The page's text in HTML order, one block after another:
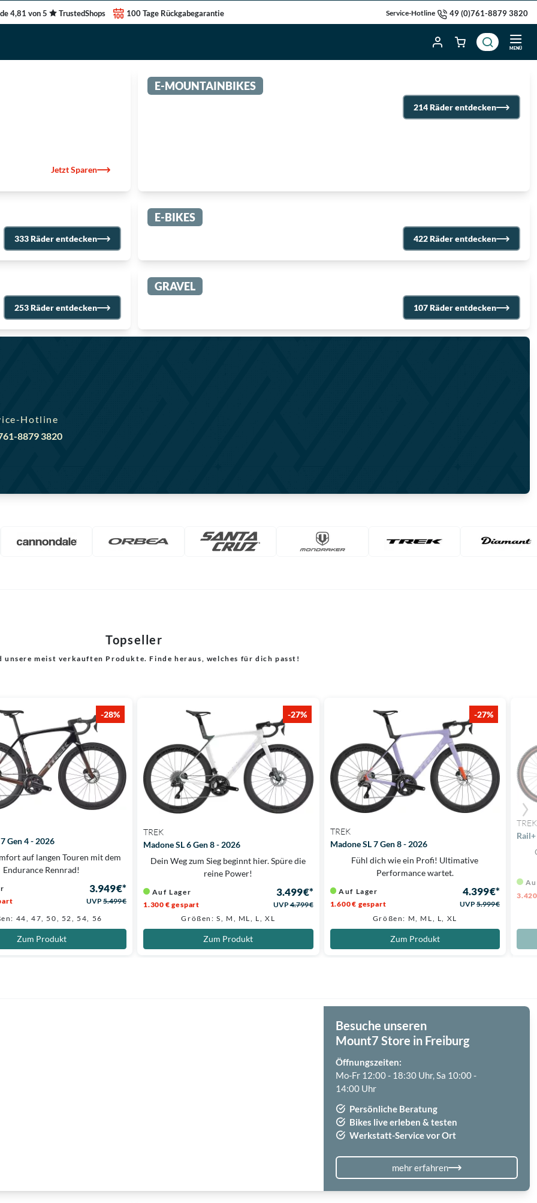
4,81 von 5 TrustedShops 100 Tage Rückgabegarantie Service-Hotline 49 (0)761-8879 3820
MENÜ
Jetzt Sparen
E-MOUNTAINBIKES
214 Räder entdecken
333 Räder entdecken
E-BIKES
422 Räder entdecken
253 Räder entdecken
Hotline
8879 3820
Besuche unseren
Mount7 Store in Freiburg
Öffnungszeiten:
Mo-Fr 12:00 - 18:30 Uhr, Sa 10:00 -
14:00 Uhr
Persönliche Beratung
Bikes live erleben & testen
Werkstatt-Service vor Ort
mehr erfahren
Topseller
unsere meist verkauften Produkte. Finde heraus, welches für dich passt!
-28%
Gen 4 - 2026
auf langen Touren mit dem
Endurance Rennrad!
3.949 €*
UVP 5.499 €
44, 47, 50, 52, 54, 56
Zum Produkt
-27%
TREK
Madone SL 6 Gen 8 - 2026
Dein Weg zum Sieg beginnt hier. Spüre die
reine Power!
Auf Lager 3.499 €*
1.300 € gespart UVP4.799 €
Größen: S, M, ML, L, XL
Zum Produkt
-27%
TREK
Madone SL 7 Gen 8 - 2026
Fühl dich wie ein Profi! Ultimative
Performance wartet.
Auf Lager 4.399 €*
1.600 € gespart UVP 5.999 €
Größen: M, ML, L, XL
Zum Produkt
TREK
GRAVEL
107 Räder entdecken